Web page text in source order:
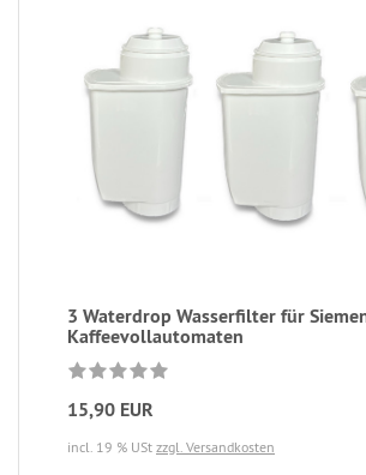
3 Waterdrop Wasserfilter für
Kaffeevollautomaten
15,90 EUR
incl. 19 % USt zzgl. Versandkosten